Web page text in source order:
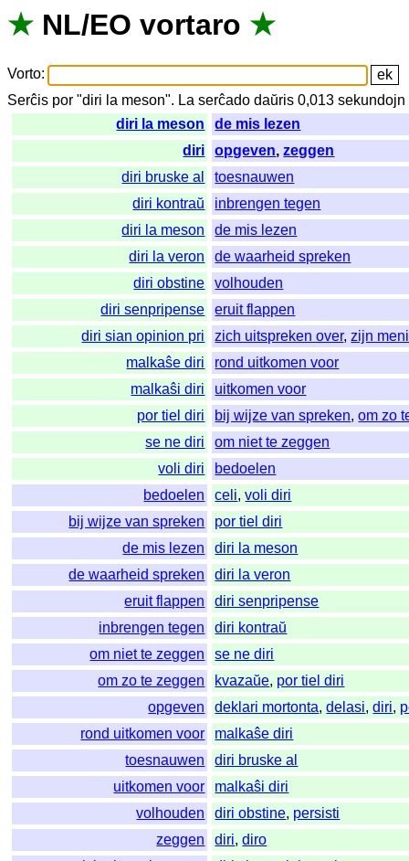
★ NL/EO vortaro ★
Vorto:
Serĉis por "diri la meson". La serĉado daŭris 0,013sekundojn
diri la meson
de mis lezen
diri
opgeven,zeggen
diri bruske al
toesnauwen
diri kontraŭ
inbrengen tegen
diri la meson
de mis lezen
diri la veron
de waarheid spreken
diri obstine
volhouden
diri senpripense
eruit flappen
diri sian opinion pri
zich uitspreken over,zijn
malkaŝe diri
rond uitkomen voor
malkaŝi diri
uitkomen voor
por tiel diri
bij wijze van spreken,om zo
se ne diri
om niet te zeggen
voli diri
bedoelen
bedoelen
celi,voli diri
bij wijze van spreken
por tiel diri
de mis lezen
diri la meson
de waarheid spreken
diri la veron
eruit flappen
diri senpripense
inbrengen tegen
diri kontraŭ
om niet te zeggen
se ne diri
om zo te zeggen
kvazaŭe, por tiel diri
opgeven
deklari mortonta,delasi,diri,
rond uitkomen voor
malkaŝe diri
toesnauwen
diri bruske al
uitkomen voor
malkaŝi diri
volhouden
diri obstine, persisti
zeggen
diri,diro